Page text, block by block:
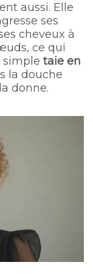
aussi. Elle
ses
cheveux à
ce qui
simple taie en
la douche
donne.